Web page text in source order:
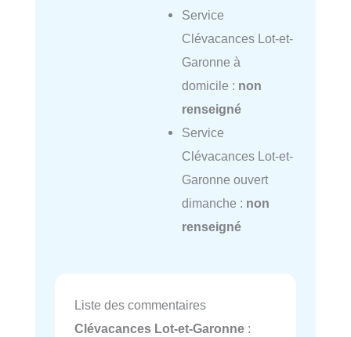
Service
Clévacances Lot-et-
Garonne à
domicile : non
renseigné
Service
Clévacances Lot-et-
Garonne ouvert
dimanche : non
renseigné
Liste des commentaires
Clévacances Lot-et-Garonne :